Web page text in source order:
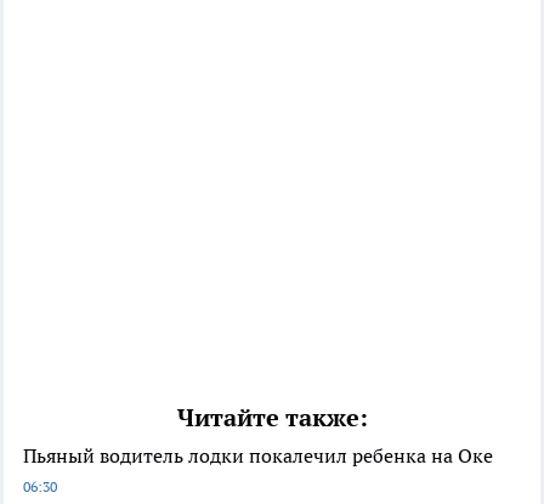
Читайте также:
Пьяный водитель лодки покалечил ребенка на Оке
06:30